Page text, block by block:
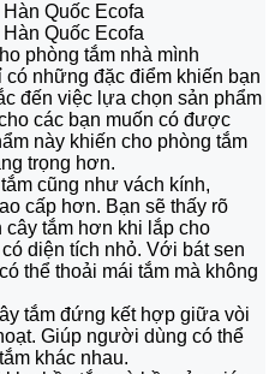
Quốc Ecofa
Quốc Ecofa
phòng tắm nhà mình
có những đặc điểm khiến bạn
đến việc lựa chọn sản phẩm
các bạn muốn có được
này khiến cho phòng tắm
trọng hơn.
cũng như vách kính,
cấp hơn. Bạn sẽ thấy rõ
cây tắm hơn khi lắp cho
diện tích nhỏ. Với bát sen
thể thoải mái tắm mà không
tắm đứng kết hợp giữa vòi
Giúp người dùng có thể
khác nhau.